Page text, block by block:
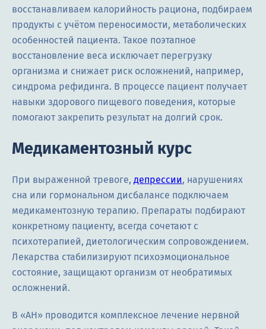
восстанавливаем калорийность рациона, подбираем
продукты с учётом переносимости, метаболических
особенностей пациента. Такое поэтапное
восстановление веса исключает перегрузку
организма и снижает риск осложнений, например,
синдрома рефидинга. В процессе пациент получает
навыки здорового пищевого поведения, которые
помогают закрепить результат на долгий срок.
Медикаментозный курс
При выраженной тревоге, депрессии, нарушениях
сна или гормональном дисбалансе подключаем
медикаментозную терапию. Препараты подбирают
конкретному пациенту, всегда сочетают с
психотерапией, диетологическим сопровождением.
Лекарства стабилизируют психоэмоциональное
состояние, защищают организм от необратимых
осложнений.
В «АН» проводится комплексное лечение нервной